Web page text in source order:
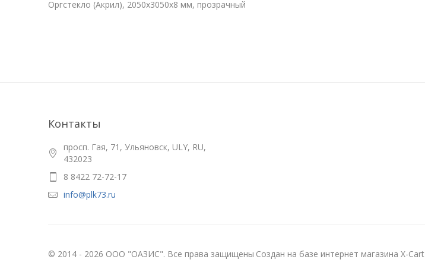
Оргстекло (Акрил), 2050х3050x8 мм, прозрачный
Контакты
просп. Гая, 71, Ульяновск, ULY, RU,
432023
8 8422 72-72-17
info@plk73.ru
© 2014 - 2026 ООО "ОАЗИС". Все права защищены Создан на базе интернет магазина X-Cart